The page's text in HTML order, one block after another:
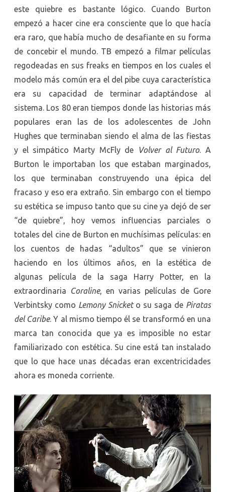
este quiebre es bastante lógico. Cuando Burton
empezó a hacer cine era consciente que lo que hacía
era raro, que había mucho de desafiante en su forma
de concebir el mundo. TB empezó a filmar películas
regodeadas en sus freaks en tiempos en los cuales el
modelo más común era el del pibe cuya característica
era su capacidad de terminar adaptándose al
sistema. Los 80 eran tiempos donde las historias más
populares eran las de los adolescentes de John
Hughes que terminaban siendo el alma de las fiestas
y el simpático Marty McFly de
Volver al Futuro. A
Burton le importaban los que estaban marginados,
los que terminaban construyendo una épica del
fracaso y eso era extraño. Sin embargo con el tiempo
su estética se impuso tanto que su cine ya dejó de ser
“de quiebre”, hoy vemos influencias parciales o
totales del cine de Burton en muchísimas películas: en
los cuentos de hadas “adultos” que se vinieron
haciendo en los últimos años, en la estética de
algunas película de la saga Harry Potter, en la
extraordinaria
Coraline, en varias películas de Gore
Verbintsky como Lemony Snicketo su saga de Piratas
del Caribe. Y al mismo tiempo él se transformó en una
marca tan conocida que ya es imposible no estar
familiarizado con estética. Su cine está tan instalado
que lo que hace unas décadas eran excentricidades
ahora es moneda corriente.